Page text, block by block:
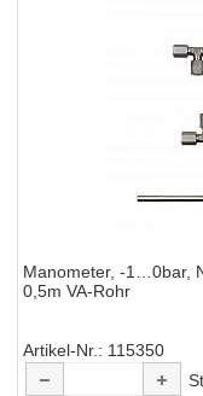
Manometer, -1…0bar,
0,5m VA-Rohr
Artikel-Nr.
115350